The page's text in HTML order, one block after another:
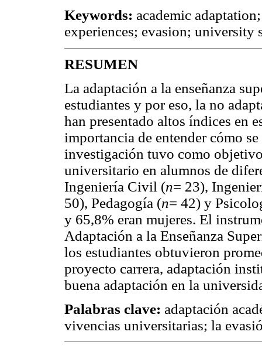
Keywords: academic
experiences; evasion; university
RESUMEN
La adaptación a la enseñanza
estudiantes y por eso, la no
han presentado altos índices en
importancia de entender cómo
investigación tuvo como
universitario en alumnos de
Ingeniería Civil (n= 23),
50), Pedagogía (n= 42) y
y 65,8% eran mujeres. El
Adaptación a la Enseñanza
los estudiantes obtuvieron
proyecto carrera, adaptación
buena adaptación en la
Palabras clave: adaptación
vivencias universitarias; la